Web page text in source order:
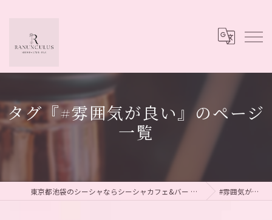
タグ『#雰囲気が良い』のページ
一覧
東京都池袋のシーシャならシーシャカフェ&バー Ranunculus #雰囲気が良い